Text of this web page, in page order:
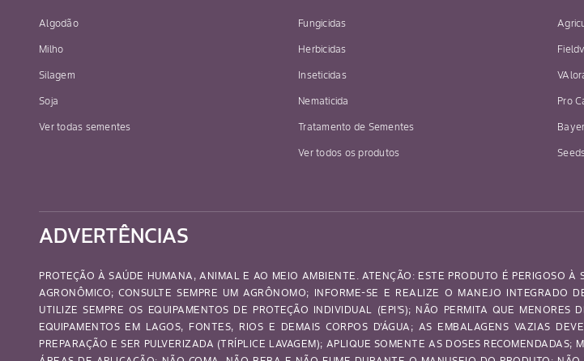
Algodão
Milho
Silagem
Soja
Ver todas sementes
Fungicidas
Herbicidas
Inseticidas
Nematicida
Tratamento de Sementes
Ver todos os produtos
Pro
ADVERTÊNCIAS
PROTEÇÃO À SAÚDE HUMANA, ANIMAL E AO MEIO AMBIENTE. ATENÇÃO: ESTE PRODUTO É PERIGOSO
AGRONÔMICO; CONSULTE SEMPRE UM AGRÔNOMO; INFORME-SE E REALIZE O MANEJO INTEGRADO
UTILIZE SEMPRE OS EQUIPAMENTOS DE PROTEÇÃO INDIVIDUAL (EPI’S); NÃO PERMITA QUE
EQUIPAMENTOS EM LAGOS, FONTES, RIOS E DEMAIS CORPOS D’ÁGUA; AS EMBALAGENS VAZIAS
PREPARAÇÃO E SER PULVERIZADA (TRÍPLICE LAVAGEM); APLIQUE SOMENTE AS DOSES